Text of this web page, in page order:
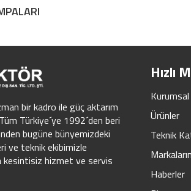
bir kadro ile güç aktarım
Türkiye´ye 1992´den beri
bugüne bünyemizdeki
ve teknik ekibimizle
kesintisiz hizmet ve servis
Hızlı
Kurumsal
Ürünler
Teknik
Haberler